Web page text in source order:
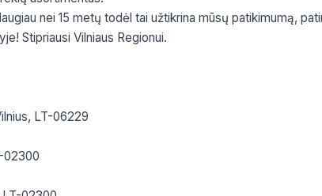
nei 15 metų todėl tai užtikrina mūsų patikimumą,
Stipriausi Vilniaus Regionui.
LT-06229
02300